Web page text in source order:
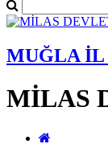
MUĞLA İL
MİLAS